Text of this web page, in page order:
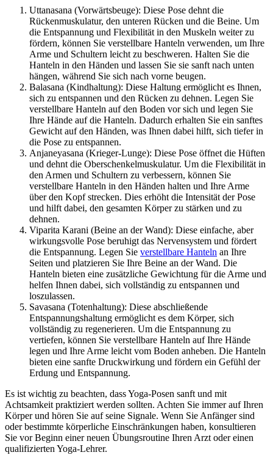
Uttanasana (Vorwärtsbeuge): Diese Pose dehnt die
Rückenmuskulatur, den unteren Rücken und die Beine. Um
die Entspannung und Flexibilität in den Muskeln weiter zu
fördern, können Sie verstellbare Hanteln verwenden, um Ihre
Arme und Schultern leicht zu beschweren. Halten Sie die
Hanteln in den Händen und lassen Sie sie sanft nach unten
hängen, während Sie sich nach vorne beugen.
Balasana (Kindhaltung): Diese Haltung ermöglicht es Ihnen,
sich zu entspannen und den Rücken zu dehnen. Legen Sie
verstellbare Hanteln auf den Boden vor sich und legen Sie
Ihre Hände auf die Hanteln. Dadurch erhalten Sie ein sanftes
Gewicht auf den Händen, was Ihnen dabei hilft, sich tiefer in
die Pose zu entspannen.
Anjaneyasana (Krieger-Lunge): Diese Pose öffnet die Hüften
und dehnt die Oberschenkelmuskulatur. Um die Flexibilität in
den Armen und Schultern zu verbessern, können Sie
verstellbare Hanteln in den Händen halten und Ihre Arme
über den Kopf strecken. Dies erhöht die Intensität der Pose
und hilft dabei, den gesamten Körper zu stärken und zu
dehnen.
Viparita Karani (Beine an der Wand): Diese einfache, aber
wirkungsvolle Pose beruhigt das Nervensystem und fördert
die Entspannung. Legen Sie verstellbare Hanteln an Ihre
Seiten und platzieren Sie Ihre Beine an der Wand. Die
Hanteln bieten eine zusätzliche Gewichtung für die Arme und
helfen Ihnen dabei, sich vollständig zu entspannen und
loszulassen.
Savasana (Totenhaltung): Diese abschließende
Entspannungshaltung ermöglicht es dem Körper, sich
vollständig zu regenerieren. Um die Entspannung zu
vertiefen, können Sie verstellbare Hanteln auf Ihre Hände
legen und Ihre Arme leicht vom Boden anheben. Die Hanteln
bieten eine sanfte Druckwirkung und fördern ein Gefühl der
Erdung und Entspannung.
Es ist wichtig zu beachten, dass Yoga-Posen sanft und mit
Achtsamkeit praktiziert werden sollten. Achten Sie immer auf Ihren
Körper und hören Sie auf seine Signale. Wenn Sie Anfänger sind
oder bestimmte körperliche Einschränkungen haben, konsultieren
Sie vor Beginn einer neuen Übungsroutine Ihren Arzt oder einen
qualifizierten Yoga-Lehrer.